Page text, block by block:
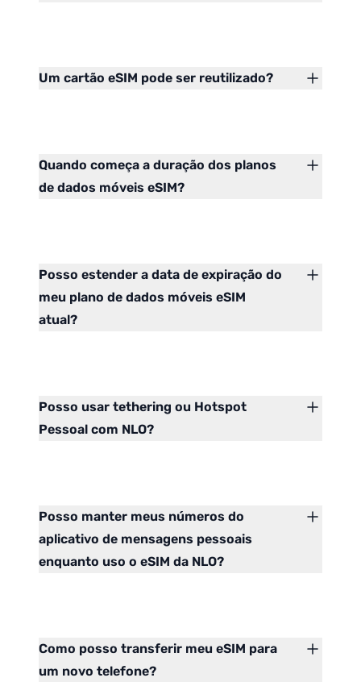
Um cartão eSIM pode ser reutilizado?
Quando começa a duração dos planos
de dados móveis eSIM?
Posso estender a data de expiração do
meu plano de dados móveis eSIM
atual?
Posso usar tethering ou Hotspot
Pessoal com NLO?
Posso manter meus números do
aplicativo de mensagens pessoais
enquanto uso o eSIM da NLO?
Como posso transferir meu eSIM para
um novo telefone?